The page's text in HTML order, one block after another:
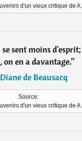
d'un vieux critique de
sent moins
on en a davantage.”
Diane de Beausacq
Source:
d'un vieux critique de